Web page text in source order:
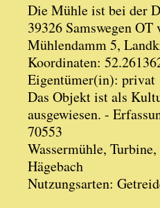
Die Mühle ist bei der
39326 Samswegen
Mühlendamm 5,
Koordinaten:
Eigentümer(in): privat
Das Objekt ist als
ausgewiesen. -
70553
Wassermühle,
Hägebach
Nutzungsarten: